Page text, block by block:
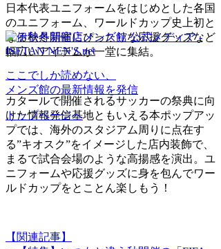
日本代表ユニフォームをはじめとした各国
のユニフォーム、ワールドカップ史上初と
なる秋冬開催にぴったりな応援グッズなど
幅広いアイテムが一堂に集結。
カタールで開催されるサッカーの祭典に向
けた情報発信基地ともいえる本ポップアッ
プでは、海外のスタジアム周りに点在す
る”キオスク”をイメージした店内装飾で、
まるで試合会場のような高揚感を演出。ユ
ニフォームや応援グッズに身を包んでワー
ルドカップをとことん楽しもう！
【関連記事】
ここでしか読めない、
メンズ館の最新情報を発信
トップページへ